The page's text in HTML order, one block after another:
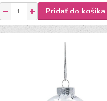
Pridať do košíka